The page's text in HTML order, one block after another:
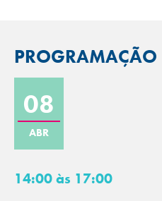
PROGRAMAÇÃO
08
ABR
14:00 às 17:00